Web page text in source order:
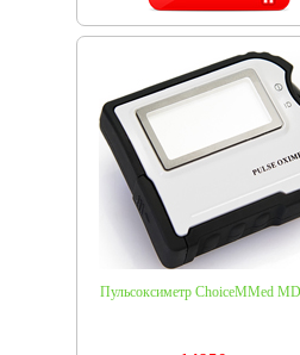
Пульсоксиметр ChoiceMMed